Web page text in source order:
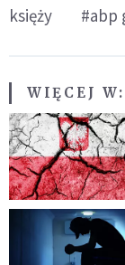
księży
#abp
WIĘCEJ W: